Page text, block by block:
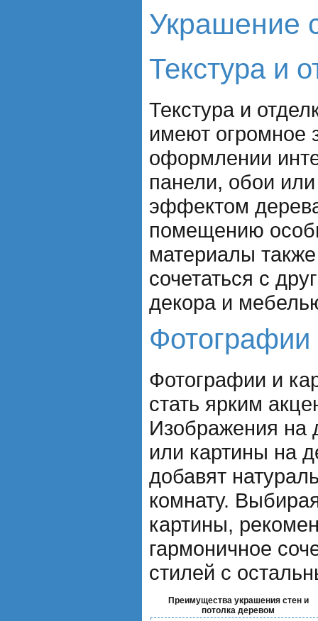
Украшение
Текстура и
Текстура и
имеют огромное
оформлении
панели, обои
эффектом
помещению
материалы
сочетаться с
декора и
Фотографии
Фотографии и
стать ярким
Изображения на
или картины на
добавят
комнату.
картины,
гармоничное
стилей с
Преимущества украшения стен и
потолка деревом